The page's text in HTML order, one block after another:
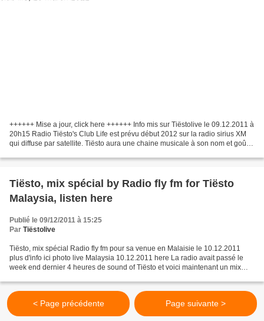
++++++ Mise a jour, click here ++++++ Info mis sur Tiëstolive le 09.12.2011 à
20h15 Radio Tiësto's Club Life est prévu début 2012 sur la radio sirius XM
qui diffuse par satellite. Tiësto aura une chaine musicale à son nom et goût
Tiësto, mix spécial by Radio fly fm for Tiësto
Malaysia, listen here
Publié le 09/12/2011 à 15:25
Par Tiëstolive
Tiësto, mix spécial Radio fly fm pour sa venue en Malaisie le 10.12.2011
plus d'info ici photo live Malaysia 10.12.2011 here La radio avait passé le
week end dernier 4 heures de sound of Tiësto et voici maintenant un mix
< Page précédente Page suivante >